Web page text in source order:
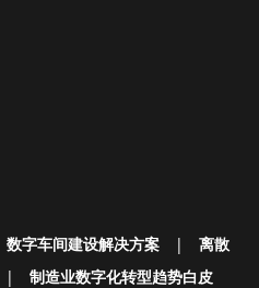
数字车间建设解决方案 |
离散
|
制造业数字化转型趋势白皮